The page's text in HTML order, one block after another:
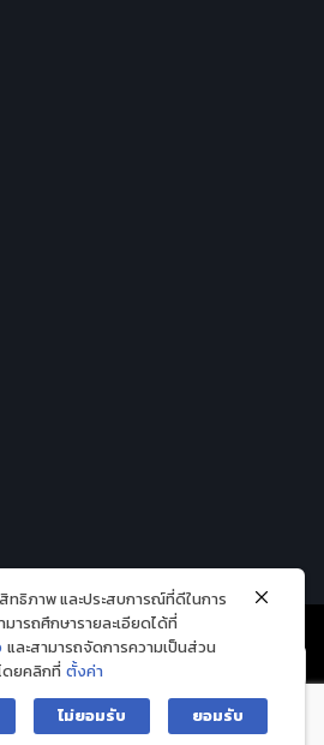
ทธิภาพ และประสบการณ์ที่ดีในการ
ารถศึกษารายละเอียดได้ที่
และสามารถจัดการความเป็นส่วน
ดยคลิกที่ ตั้งค่า
ไม่ยอมรับ ยอมรับ